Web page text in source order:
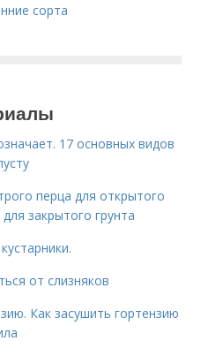
сорта
17 основных видов
перца для открытого
закрытого грунта
от слизняков
Как засушить гортензию